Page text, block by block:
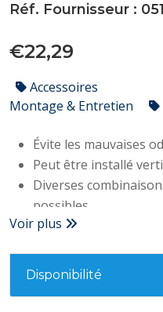
Réf. Fournisseur :
€22,29
Accessoires
Montage & Entretien
Évite les mauvaises
Peut être installé
Diverses
possibles
Voir plus
Disponibilité